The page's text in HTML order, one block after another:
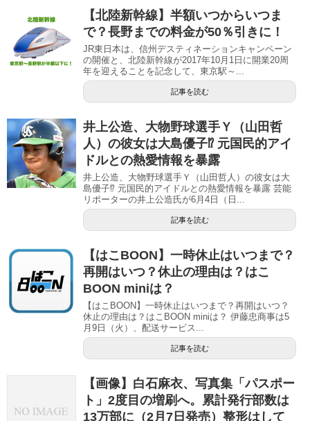
【北陸新幹線】半額いつからいつま
で？長野までの料金が50％引きに！
JR東日本は、信州デスティネーションキャンペーン
の開催と、北陸新幹線が2017年10月1日に開業20周
年を迎えることを記念して、東京駅～...
記事を読む
井上公造、大物野球選手Ｙ（山田哲
人）の彼女は大島優子⁉︎ 元国民的アイ
ドルとの熱愛情報を暴露
井上公造、大物野球選手Ｙ（山田哲人）の彼女は大
島優子⁉︎ 元国民的アイドルとの熱愛情報を暴露 芸能
リポーターの井上公造氏が6月4日（日...
記事を読む
【はこBOON】一時休止はいつまで？
再開はいつ？休止の理由は？はこ
BOON miniは？
【はこBOON】一時休止はいつまで？再開はいつ？
休止の理由は？はこBOON miniは？ 伊藤忠商事は5
月9日（火）、配送サービス...
記事を読む
【画像】白石麻衣、写真集「パスポー
ト」2度目の増刷へ。累計発行部数は
13万部に（2月7日発売）整形はして